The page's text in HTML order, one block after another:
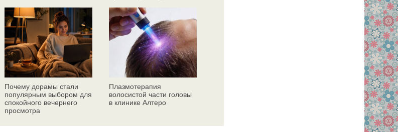
Почему дорамы стали
популярным выбором для
спокойного вечернего
просмотра
Плазмотерапия
волосистой части головы
в клинике Алтеро